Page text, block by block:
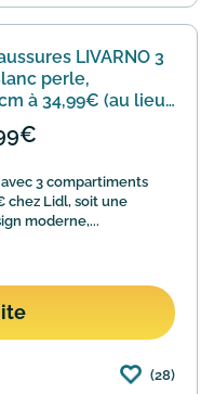
LIVARNO 3
perle,
à 34,99€ (au lieu
3 compartiments
chez Lidl, soit une
moderne,...
(28)